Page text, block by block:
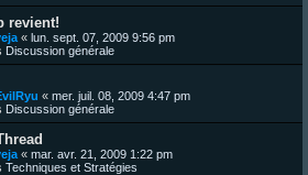
revient!
« lun. sept. 07, 2009 9:56 pm
Discussion générale
« mer. juil. 08, 2009 4:47 pm
Discussion générale
« mar. avr. 21, 2009 1:22 pm
Techniques et Stratégies